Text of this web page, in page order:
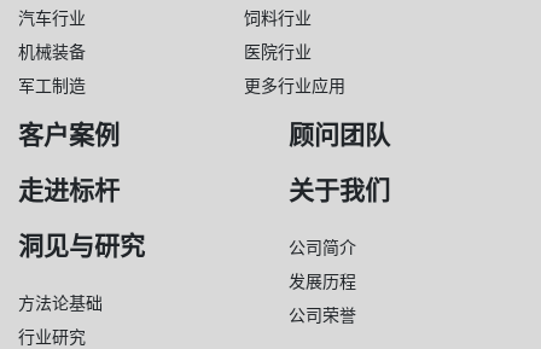
汽车行业
机械装备
军工制造
饲料行业
医院行业
更多行业应用
客户案例
走进标杆
洞见与研究
方法论基础
行业研究
顾问团队
关于我们
公司简介
发展历程
公司荣誉